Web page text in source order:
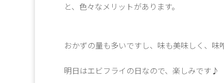
と、色々なメリットがあります。
おかずの量も多いですし、味も美味しく、味
明日はエビフライの日なので、楽しみです♪